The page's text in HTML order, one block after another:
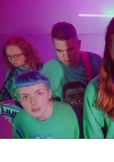
Linksammlung
Upcoming 2026
12.06. Oimara +